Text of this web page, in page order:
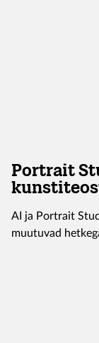
Portrait
AI ja Portrait
muutuvad